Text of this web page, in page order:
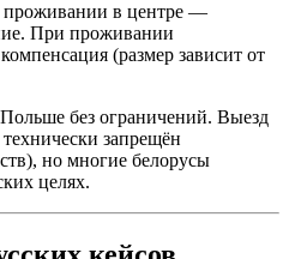
проживании в центре —
При проживании
(размер зависит от
без ограничений. Выезд
запрещён
но многие белорусы
целях.